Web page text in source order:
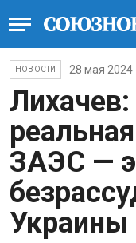
НОВОСТИ 28 мая 2024
ЗАЭС —
Украины